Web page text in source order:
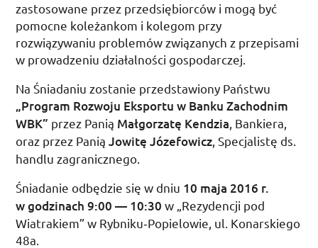
zastosowane przez przedsiębiorców i mogą być
pomocne koleżankom i kolegom przy
rozwiązywaniu problemów związanych z przepisami
w prowadzeniu działalności gospodarczej.
Na Śniadaniu zostanie przedstawiony Państwu
„Program Rozwoju Eksportu w Banku Zachodnim
WBK” przez Panią Małgorzatę Kendzia , Bankiera,
oraz przez PaniąJowitę Józefowicz , Specjalistęds.
handlu zagranicznego.
Śniadanie odbędzie się w dniu 10 maja 2016 r.
w godzinach9:00 — 10:30 w „Rezydencji pod
Wiatrakiem” w Rybniku­‑Popielowie, ul. Konarskiego
48a.